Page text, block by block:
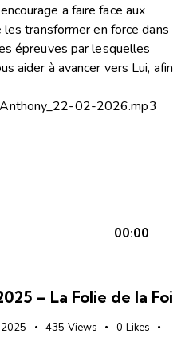
a faire face aux
transformer en force dans
épreuves par lesquelles
aider à avancer vers Lui, afin
02-2026.mp3
00:00
– La Folie de la Foi
435 Views 0 Likes